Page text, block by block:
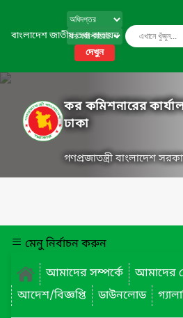
বাংলাদেশ জাতীয় তথ্য বাতায়ন
দেখুন
কর কমিশনারের
ঢাকা
গণপ্রজাতন্ত্রী বাংলাদেশ
মেনু নির্বাচন করুন
আমাদের সম্পর্কে
আমাদের
আদেশ/বিজ্ঞপ্তি
ডাউনলোড